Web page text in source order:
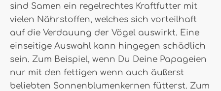
sind Samen ein regelrechtes Kraftfutter mit
vielen Nährstoffen, welches sich vorteilhaft
auf die Verdauung der Vögel auswirkt. Eine
einseitige Auswahl kann hingegen schädlich
sein. Zum Beispiel, wenn Du Deine Papageien
nur mit den fettigen wenn auch äußerst
beliebten Sonnenblumenkernen fütterst. Zum